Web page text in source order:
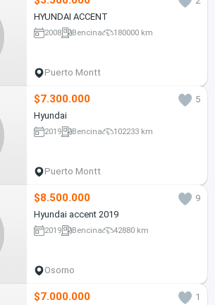
HYUNDAI ACCENT
2008 Bencina 180000 km
Puerto Montt
$7.300.000
5
Hyundai
2019 Bencina 102233 km
Puerto Montt
$8.500.000
9
Hyundai accent 2019
2019 Bencina 42880 km
Osorno
$7.000.000
1